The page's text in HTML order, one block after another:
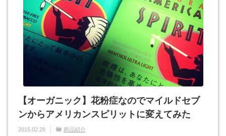
【オーガニック】花粉症なのでマイルドセブ
ンからアメリカンスピリットに変えてみた
2015.02.28 商品紹介